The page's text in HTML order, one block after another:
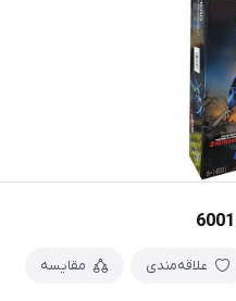
علاقه‌مندی مقایسه